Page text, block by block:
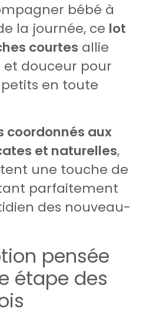
bébé à
la journée, ce lot
courtes allie
douceur pour
en toute
coordonnés aux
et naturelles,
une touche de
parfaitement
des nouveau-
pensée
étape des